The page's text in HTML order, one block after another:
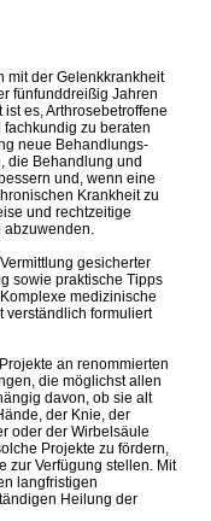
mit der Gelenkkrankheit
fünfunddreißig Jahren
es, Arthrosebetroffene
zu beraten
neue Behandlungs-
die Behandlung und
und, wenn eine
Krankheit zu
und rechtzeitige
abzu­wenden.
gesicherter
sowie praktische Tipps
medizinische
verständlich formuliert
an renommierten
die möglichst allen
davon, ob sie alt
der Knie, der
oder der Wirbelsäule
Projekte zu fördern,
zur Verfügung stellen. Mit
langfristigen
Heilung der